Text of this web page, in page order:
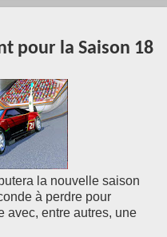
pour la Saison 18
la nouvelle saison
à perdre pour
avec, entre autres, une